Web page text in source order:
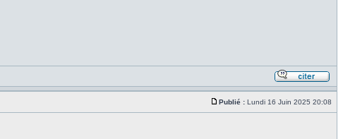
Publié : Lundi 16 Juin 2025 20:08